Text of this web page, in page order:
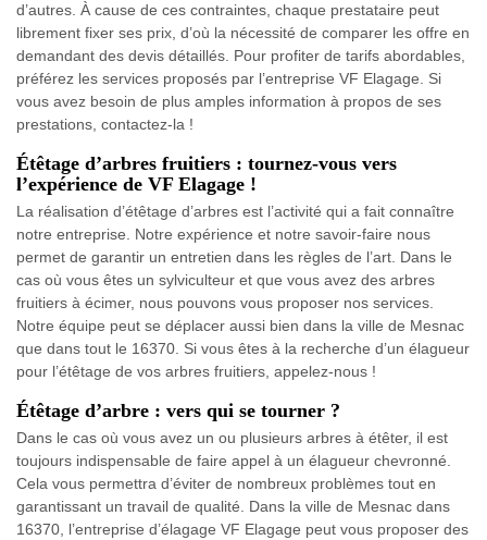
d’autres. À cause de ces contraintes, chaque prestataire peut
librement fixer ses prix, d’où la nécessité de comparer les offre en
demandant des devis détaillés. Pour profiter de tarifs abordables,
préférez les services proposés par l’entreprise VF Elagage. Si
vous avez besoin de plus amples information à propos de ses
prestations, contactez-la !
Étêtage d’arbres fruitiers : tournez-vous vers
l’expérience de VF Elagage !
La réalisation d’étêtage d’arbres est l’activité qui a fait connaître
notre entreprise. Notre expérience et notre savoir-faire nous
permet de garantir un entretien dans les règles de l’art. Dans le
cas où vous êtes un sylviculteur et que vous avez des arbres
fruitiers à écimer, nous pouvons vous proposer nos services.
Notre équipe peut se déplacer aussi bien dans la ville de Mesnac
que dans tout le 16370. Si vous êtes à la recherche d’un élagueur
pour l’étêtage de vos arbres fruitiers, appelez-nous !
Étêtage d’arbre : vers qui se tourner ?
Dans le cas où vous avez un ou plusieurs arbres à étêter, il est
toujours indispensable de faire appel à un élagueur chevronné.
Cela vous permettra d’éviter de nombreux problèmes tout en
garantissant un travail de qualité. Dans la ville de Mesnac dans
16370, l’entreprise d’élagage VF Elagage peut vous proposer des